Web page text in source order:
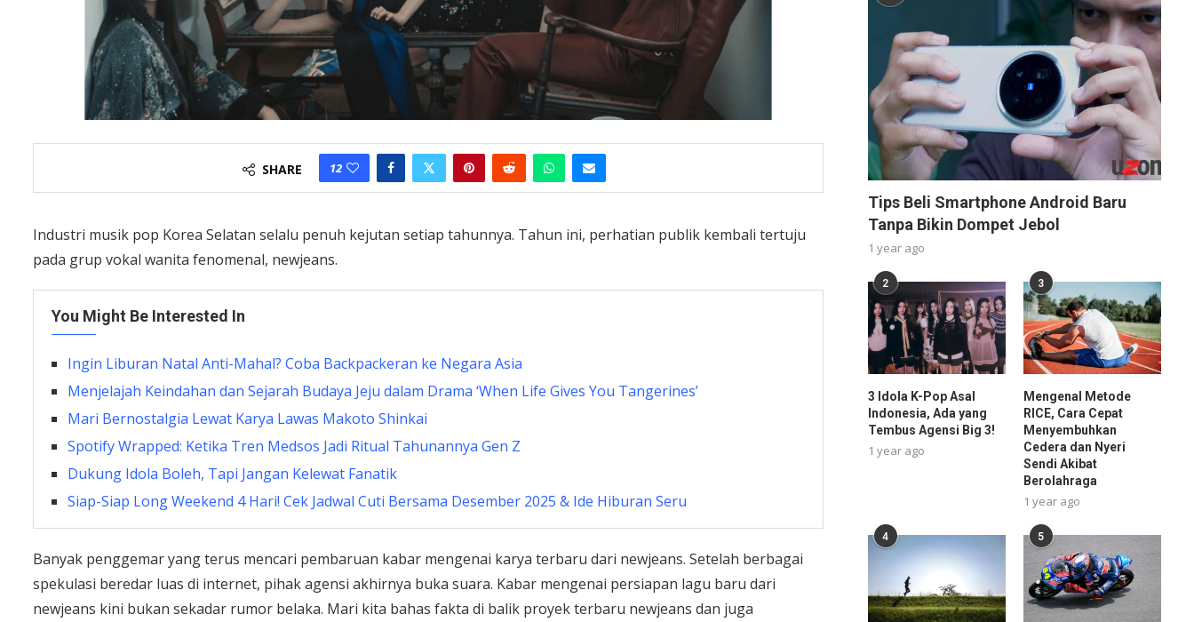
SHARE 12
Industri musik pop Korea Selatan selalu penuh kejutan setiap tahunnya. Tahun ini, perhatian publik kembali tertuju
pada grup vokal wanita fenomenal, newjeans.
You Might Be Interested In
Ingin Liburan Natal Anti-Mahal? Coba Backpackeran ke Negara Asia
Menjelajah Keindahan dan Sejarah Budaya Jeju dalam Drama ‘When Life Gives You Tangerines’
Mari Bernostalgia Lewat Karya Lawas Makoto Shinkai
Spotify Wrapped: Ketika Tren Medsos Jadi Ritual Tahunannya Gen Z
Dukung Idola Boleh, Tapi Jangan Kelewat Fanatik
Siap-Siap Long Weekend 4 Hari! Cek Jadwal Cuti Bersama Desember 2025 & Ide Hiburan Seru
Banyak penggemar yang terus mencari pembaruan kabar mengenai karya terbaru dari newjeans. Setelah berbagai
spekulasi beredar luas di internet, pihak agensi akhirnya buka suara. Kabar mengenai persiapan lagu baru dari
newjeans kini bukan sekadar rumor belaka. Mari kita bahas fakta di balik proyek terbaru newjeans dan juga
Tips Beli Smartphone Android Baru
Tanpa Bikin Dompet Jebol
1 year ago
2
3 Idola K-Pop Asal
Indonesia, Ada yang
Tembus Agensi Big 3!
1 year ago
3
Mengenal Metode
RICE, Cara Cepat
Menyembuhkan
Cedera dan Nyeri
Sendi Akibat
Berolahraga
1 year ago
4 5